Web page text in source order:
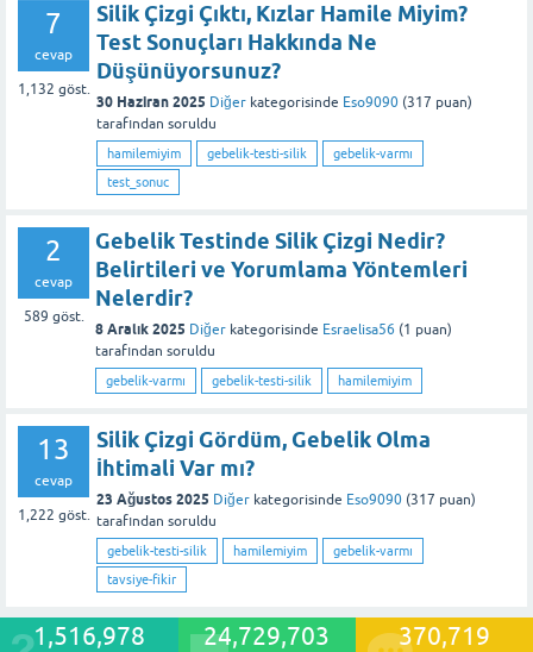
7
cevap
1,132 göst.
Silik Çizgi Çıktı, Kızlar Hamile Miyim?
Test Sonuçları Hakkında Ne
Düşünüyorsunuz?
30 Haziran 2025 Diğer kategorisinde Eso9090 (317 puan)
tarafından soruldu
hamilemiyim gebelik-testi-silik
gebelik-varmı
test_sonuc
2
cevap
589 göst.
Gebelik Testinde Silik Çizgi Nedir?
Belirtileri ve Yorumlama Yöntemleri
Nelerdir?
8 Aralık 2025 Diğer kategorisinde Esraelisa56 (1 puan)
tarafından soruldu
gebelik-varmı gebelik-testi-silik hamilemiyim
13
cevap
1,222 göst.
Silik Çizgi Gördüm, Gebelik Olma
İhtimali Var mı?
23 Ağustos 2025 Diğer kategorisinde Eso9090 (317 puan)
tarafından soruldu
gebelik-testi-silik hamilemiyim
gebelik-varmı
tavsiye-fikir
1,516,978 24,729,703 370,719